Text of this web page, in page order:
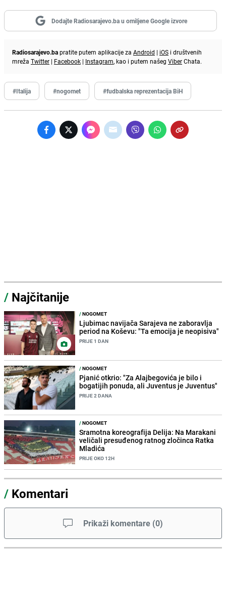
Dodajte Radiosarajevo.ba u omiljene Google izvore
Radiosarajevo.bapratite putem aplikacije za Android | iOS i društvenih
mreža Twitter | Facebook | Instagram, kao i putem našeg ViberChata.
#Italija #nogomet #fudbalska reprezentacija BiH
/ Najčitanije
/NOGOMET
Ljubimac navijača Sarajeva ne zaboravlja
period na Koševu: "Ta emocija je neopisiva"
PRIJE 1 DAN
/NOGOMET
Pjanić otkrio: "Za Alajbegovića je bilo i
bogatijih ponuda, ali Juventus je Juventus"
PRIJE 2 DANA
/NOGOMET
Sramotna koreografija Delija: Na Marakani
veličali presuđenog ratnog zločinca Ratka
Mladića
PRIJE OKO 12H
/ Komentari
Prikaži komentare (0)